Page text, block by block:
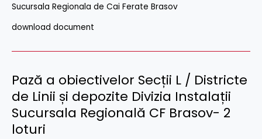
Sucursala Regionala de Cai Ferate Brasov
download document
Pază a obiectivelor Secții L / Districte
de Linii și depozite Divizia Instalații
Sucursala Regională CF Brasov- 2
loturi